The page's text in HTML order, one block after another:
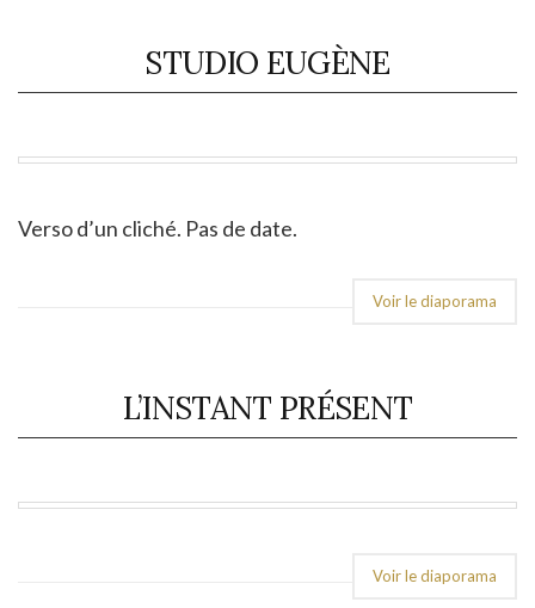
STUDIO EUGÈNE
Verso d’un cliché. Pas de date.
Voir le diaporama
L’INSTANT PRÉSENT
Voir le diaporama